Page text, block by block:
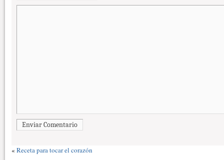
Enviar Comentario
« Receta para tocar el corazón